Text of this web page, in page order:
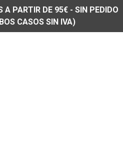
A PARTIR DE 95€ - SIN PEDIDO
CASOS SIN IVA)